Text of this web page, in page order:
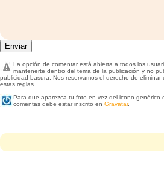
La opción de comentar está abierta a todos los
mantenerte dentro del tema de la publicación y no
publicidad basura. Nos reservamos el derecho de
estas reglas.
Para que aparezca tu foto en vez del icono genérico
comentas debe estar inscrito en Gravatar.